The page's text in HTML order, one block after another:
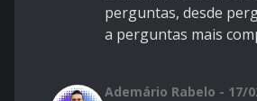
perguntas, desde
a perguntas mais
Ademário Rabelo - 17/